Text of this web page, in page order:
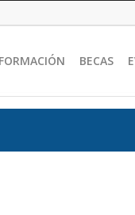
FORMACIÓN BECAS